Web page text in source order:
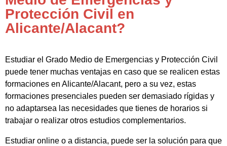
Protección Civil en
Alicante/Alacant?
Estudiar el Grado Medio de Emergencias y Protección Civil
puede tener muchas ventajas en caso que se realicen estas
formaciones en Alicante/Alacant, pero a su vez, estas
formaciones presenciales pueden ser demasiado rígidas y
no adaptarsea las necesidades que tienes de horarios si
trabajar o realizar otros estudios complementarios.
Estudiar online o a distancia, puede ser la solución para que